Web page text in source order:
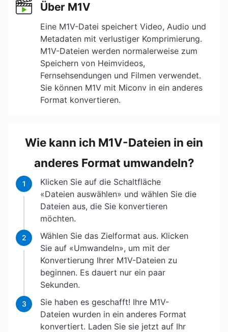
Über M1V
Eine M1V-Datei speichert Video, Audio und
Metadaten mit verlustiger Komprimierung.
M1V-Dateien werden normalerweise zum
Speichern von Heimvideos,
Fernsehsendungen und Filmen verwendet.
Sie können M1V mit Miconv in ein anderes
Format konvertieren.
Wie kann ich M1V-Dateien in ein
anderes Format umwandeln?
1
Klicken Sie auf die Schaltfläche
«Dateien auswählen» und wählen Sie die
Dateien aus, die Sie konvertieren
möchten.
2
Wählen Sie das Zielformat aus. Klicken
Sie auf «Umwandeln», um mit der
Konvertierung Ihrer M1V-Dateien zu
beginnen. Es dauert nur ein paar
Sekunden.
3
Sie haben es geschafft! Ihre M1V-
Dateien wurden in ein anderes Format
konvertiert. Laden Sie sie jetzt auf Ihr